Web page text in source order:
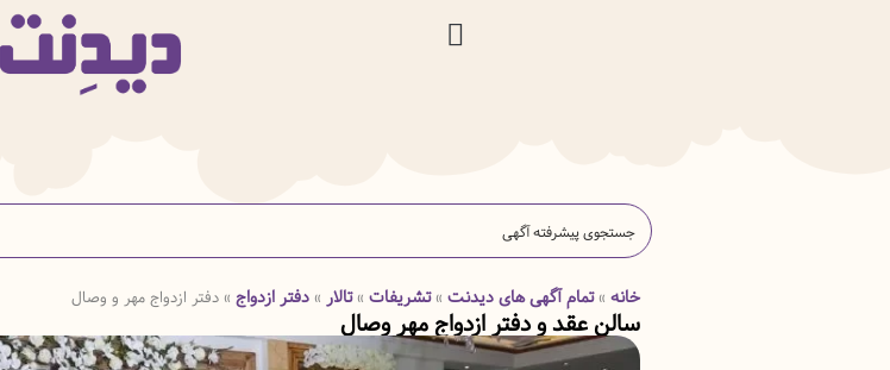
خانه » تمام آگهی های دیدنت » تشریفات » تالار » دفتر ازدواج » دفتر ازدواج مهر و وصال
سالن عقد و دفتر ازدواج مهر وصال